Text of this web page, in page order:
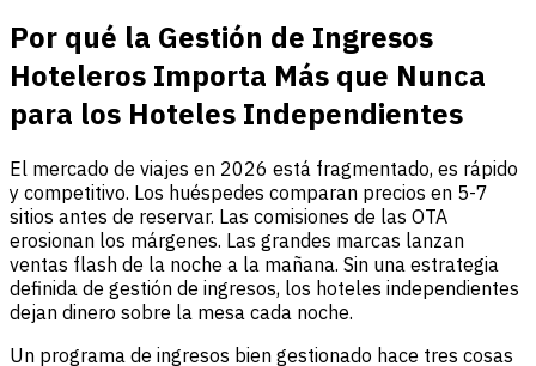
Por qué la Gestión de Ingresos
Hoteleros Importa Más que Nunca
para los Hoteles Independientes
El mercado de viajes en 2026 está fragmentado, es rápido
y competitivo. Los huéspedes comparan precios en 5-7
sitios antes de reservar. Las comisiones de las OTA
erosionan los márgenes. Las grandes marcas lanzan
ventas flash de la noche a la mañana. Sin una estrategia
definida de gestión de ingresos, los hoteles independientes
dejan dinero sobre la mesa cada noche.
Un programa de ingresos bien gestionado hace tres cosas